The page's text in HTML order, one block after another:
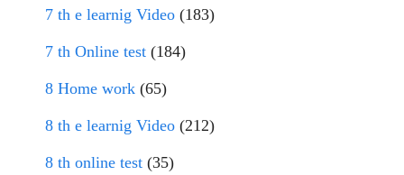
7 th e learnig Video (183)
7 th Online test (184)
8 Home work (65)
8 th e learnig Video (212)
8 th online test (35)